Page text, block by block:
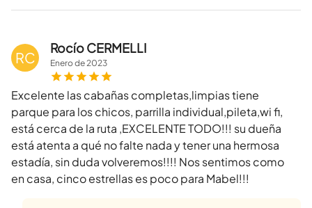
RC
Rocío CERMELLI
Enerode2023
Excelente las cabañas completas,limpias tiene
parque para los chicos, parrilla individual,pileta,wi fi,
está cerca de la ruta ,EXCELENTE TODO!!! su dueña
está atenta a qué no falte nada y tener una hermosa
estadía, sin duda volveremos!!!! Nos sentimos como
en casa, cinco estrellas es poco para Mabel!!!